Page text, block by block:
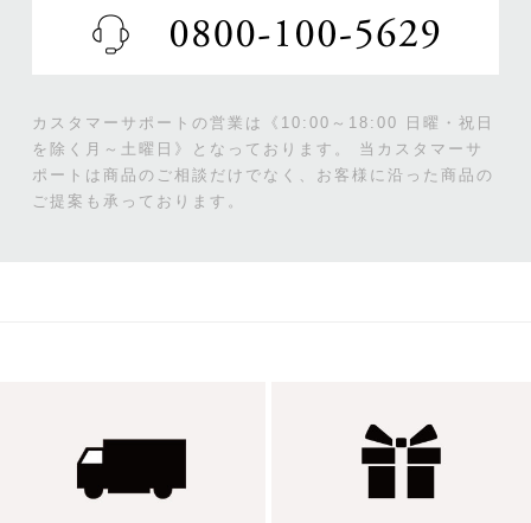
カスタマーサポートの営業は《10:00～18:00 日曜・祝日
を除く月～土曜日》となっております。
当カスタマーサ
ポートは商品のご相談だけでなく、お客様に沿った商品の
ご提案も承っております。